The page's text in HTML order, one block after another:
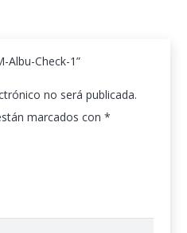
Albu-Check-1”
no será publicada.
marcados con *